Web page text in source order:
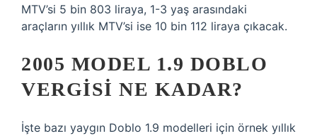
MTV’si 5 bin 803 liraya, 1-3 yaş arasındaki
araçların yıllık MTV’si ise 10 bin 112 liraya çıkacak.
2005 MODEL 1.9 DOBLO
VERGISI NE KADAR?
İşte bazı yaygın Doblo 1.9 modelleri için örnek yıllık